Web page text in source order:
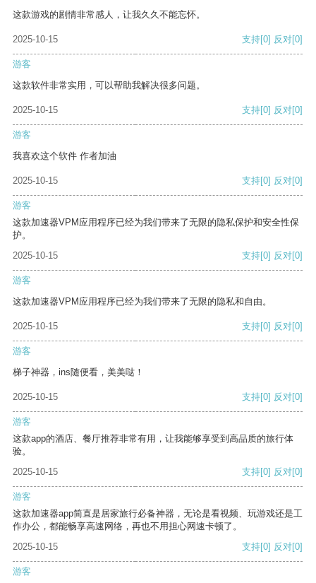
这款游戏的剧情非常感人，让我久久不能忘怀。
2025-10-15 支持[0] 反对[0]
游客
这款软件非常实用，可以帮助我解决很多问题。
2025-10-15 支持[0] 反对[0]
游客
我喜欢这个软件 作者加油
2025-10-15 支持[0] 反对[0]
游客
这款加速器VPM应用程序已经为我们带来了无限的隐私保护和安全性保
护。
2025-10-15
支持[0] 反对[0]
游客
这款加速器VPM应用程序已经为我们带来了无限的隐私和自由。
2025-10-15 支持[0] 反对[0]
游客
梯子神器，ins随便看，美美哒！
2025-10-15 支持[0] 反对[0]
游客
这款app的酒店、餐厅推荐非常有用，让我能够享受到高品质的旅行体
验。
2025-10-15
支持[0] 反对[0]
游客
这款加速器app简直是居家旅行必备神器，无论是看视频、玩游戏还是工
作办公，都能畅享高速网络，再也不用担心网速卡顿了。
2025-10-15
支持[0] 反对[0]
游客